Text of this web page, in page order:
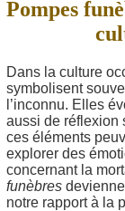
Pompes
Dans la culture
symbolisent
l’inconnu. Elles
aussi de réflexion
ces éléments
explorer des
concernant la
funèbres
notre rapport à la